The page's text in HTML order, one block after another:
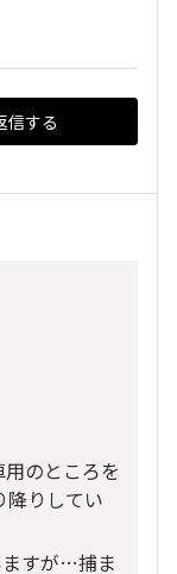
信する
のところを
りしてい
すが…捕ま